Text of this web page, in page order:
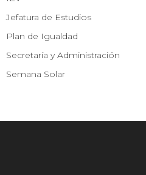
Jefatura de Estudios
Plan de Igualdad
Secretaría y Administración
Semana Solar